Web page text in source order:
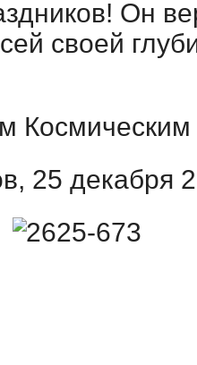
Он
своей
25 декабря